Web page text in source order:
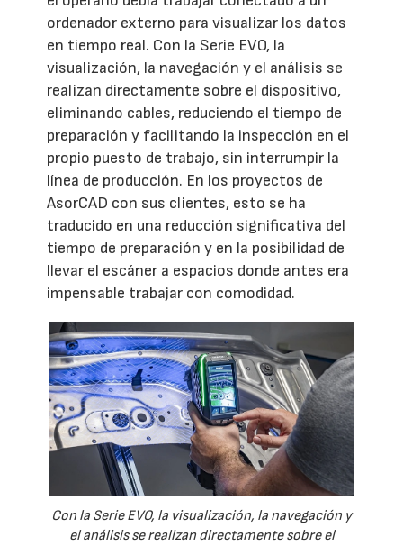
ordenador externo para visualizar los datos
en tiempo real. Con la Serie EVO, la
visualización, la navegación y el análisis se
realizan directamente sobre el dispositivo,
eliminando cables, reduciendo el tiempo de
preparación y facilitando la inspección en el
propio puesto de trabajo, sin interrumpir la
línea de producción. En los proyectos de
AsorCAD con sus clientes, esto se ha
traducido en una reducción significativa del
tiempo de preparación y en la posibilidad de
llevar el escáner a espacios donde antes era
impensable trabajar con comodidad.
Con la Serie EVO, la visualización, la navegación y
el análisis se realizan directamente sobre el